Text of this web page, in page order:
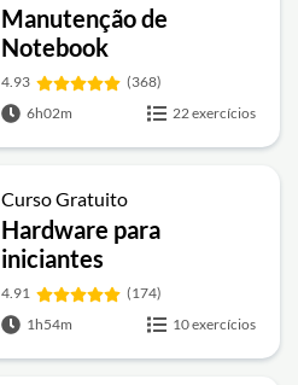
Manutenção de
Notebook
4.93
(368)
6h02m
22 exercícios
Curso Gratuito
Hardware para
iniciantes
4.91
(174)
1h54m
10 exercícios